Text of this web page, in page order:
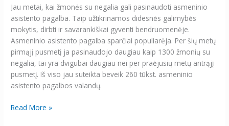
Jau metai, kai žmonės su negalia gali pasinaudoti asmeninio
asistento pagalba. Taip užtikrinamos didesnės galimybės
mokytis, dirbti ir savarankiškai gyventi bendruomenėje.
Asmeninio asistento pagalba sparčiai populiarėja. Per šių metų
pirmąjį pusmetį ja pasinaudojo daugiau kaip 1300 žmonių su
negalia, tai yra dvigubai daugiau nei per praėjusių metų antrąjį
pusmetį. Iš viso jau suteikta beveik 260 tūkst. asmeninio
asistento pagalbos valandų.
Read More »